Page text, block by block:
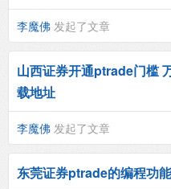
李魔佛 发起了文章
山西证券开通ptrade门槛
载地址
李魔佛 发起了文章
东莞证券ptrade的编程功